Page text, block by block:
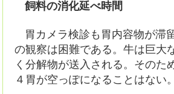
飼料の消化延べ時間
胃カメラ検診も胃内容物が滞
の観察は困難である。牛は巨大
く分解物が送入される。そのた
４胃が空っぽになることはない。